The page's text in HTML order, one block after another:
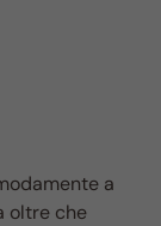
a
oltre che